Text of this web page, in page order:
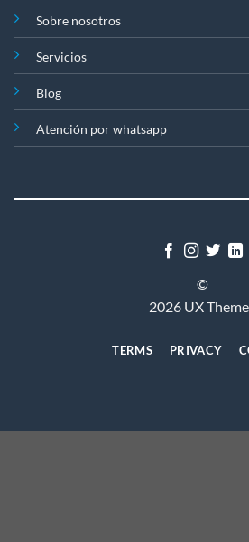
Sobre nosotros
Servicios
Blog
Atención por whatsapp
©
2026 UX
TERMS PRIVACY